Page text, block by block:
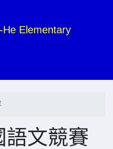
Elementary
語文競賽